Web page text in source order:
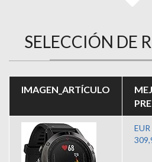
SELECCIÓN DE
IMAGEN_ARTÍCULO
EUR